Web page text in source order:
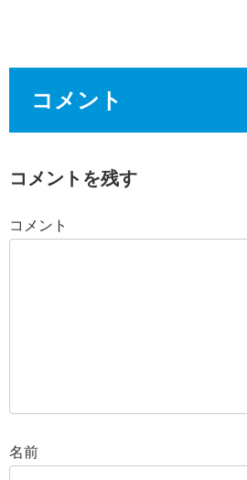
コメント
コメントを残す
コメント
名前